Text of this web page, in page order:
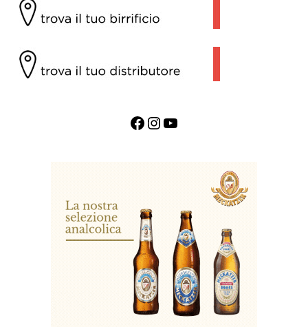
Facebook InstagramYouTube